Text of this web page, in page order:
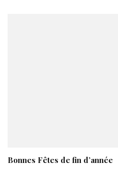
Bonnes Fêtes de fin d’année